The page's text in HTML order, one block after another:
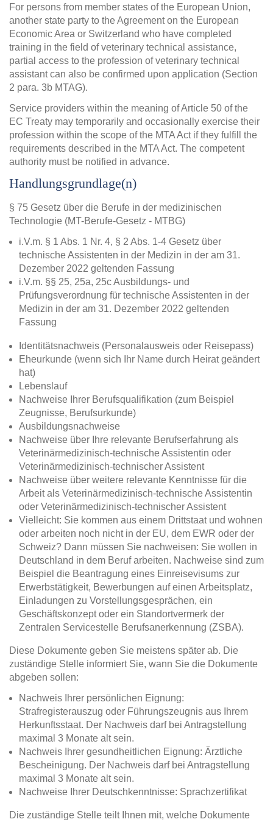
For persons from member states of the European Union,
another state party to the Agreement on the European
Economic Area or Switzerland who have completed
training in the field of veterinary technical assistance,
partial access to the profession of veterinary technical
assistant can also be confirmed upon application (Section
2 para. 3b MTAG).
Service providers within the meaning of Article 50 of the
EC Treaty may temporarily and occasionally exercise their
profession within the scope of the MTA Act if they fulfill the
requirements described in the MTA Act. The competent
authority must be notified in advance.
Handlungsgrundlage(n)
§ 75 Gesetz über die Berufe in der medizinischen
Technologie (MT-Berufe-Gesetz - MTBG)
i.V.m. § 1 Abs. 1 Nr. 4, § 2 Abs. 1-4 Gesetz über
technische Assistenten in der Medizin in der am 31.
Dezember 2022 geltenden Fassung
i.V.m. §§ 25, 25a, 25c Ausbildungs- und
Prüfungsverordnung für technische Assistenten in der
Medizin in der am 31. Dezember 2022 geltenden
Fassung
Identitätsnachweis (Personalausweis oder Reisepass)
Eheurkunde (wenn sich Ihr Name durch Heirat geändert
hat)
Lebenslauf
Nachweise Ihrer Berufsqualifikation (zum Beispiel
Zeugnisse, Berufsurkunde)
Ausbildungsnachweise
Nachweise über Ihre relevante Berufserfahrung als
Veterinärmedizinisch-technische Assistentin oder
Veterinärmedizinisch-technischer Assistent
Nachweise über weitere relevante Kenntnisse für die
Arbeit als Veterinärmedizinisch-technische Assistentin
oder Veterinärmedizinisch-technischer Assistent
Vielleicht: Sie kommen aus einem Drittstaat und wohnen
oder arbeiten noch nicht in der EU, dem EWR oder der
Schweiz? Dann müssen Sie nachweisen: Sie wollen in
Deutschland in dem Beruf arbeiten. Nachweise sind zum
Beispiel die Beantragung eines Einreisevisums zur
Erwerbstätigkeit, Bewerbungen auf einen Arbeitsplatz,
Einladungen zu Vorstellungsgesprächen, ein
Geschäftskonzept oder ein Standortvermerk der
Zentralen Servicestelle Berufsanerkennung (ZSBA).
Diese Dokumente geben Sie meistens später ab. Die
zuständige Stelle informiert Sie, wann Sie die Dokumente
abgeben sollen:
Nachweis Ihrer persönlichen Eignung:
Strafregisterauszug oder Führungszeugnis aus Ihrem
Herkunftsstaat. Der Nachweis darf bei Antragstellung
maximal 3 Monate alt sein.
Nachweis Ihrer gesundheitlichen Eignung: Ärztliche
Bescheinigung. Der Nachweis darf bei Antragstellung
maximal 3 Monate alt sein.
Nachweise Ihrer Deutschkenntnisse: Sprachzertifikat
Die zuständige Stelle teilt Ihnen mit, welche Dokumente